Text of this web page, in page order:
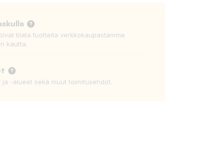
tilata tuotteita verkkokaupastamme
kautta.
ja -alueet sekä muut toimitusehdot.